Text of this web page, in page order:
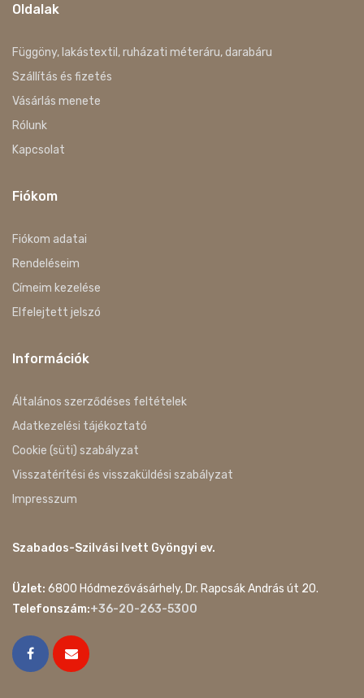
Oldalak
Függöny, lakástextil, ruházati méteráru, darabáru
Szállítás és fizetés
Vásárlás menete
Rólunk
Kapcsolat
Fiókom
Fiókom adatai
Rendeléseim
Címeim kezelése
Elfelejtett jelszó
Információk
Általános szerződéses feltételek
Adatkezelési tájékoztató
Cookie (süti) szabályzat
Visszatérítési és visszaküldési szabályzat
Impresszum
Szabados-Szilvási Ivett Gyöngyi ev.
Üzlet: 6800 Hódmezővásárhely, Dr. Rapcsák András út 20.
Telefonszám:+36-20-263-5300